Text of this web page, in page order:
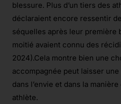
blessure. Plus d’un tiers des
déclaraient encore ressentir
séquelles après leur première
moitié avaient connu des
2024).Cela montre bien une
accompagnée peut laisser
dans l’envie et dans la
athlète.